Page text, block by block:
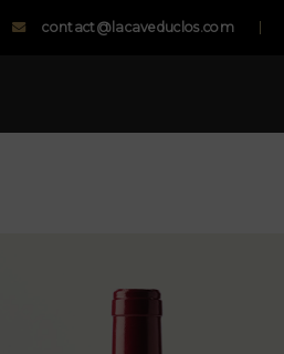
contact@lacaveduclos.com